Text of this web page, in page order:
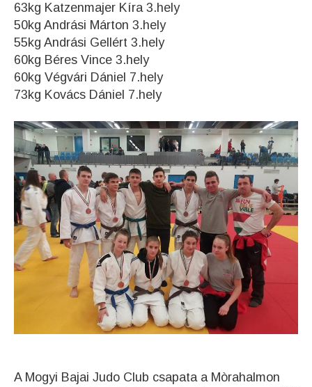
63kg Katzenmajer Kíra 3.hely
50kg Andrási Márton 3.hely
55kg Andrási Gellért 3.hely
60kg Béres Vince 3.hely
60kg Végvári Dániel 7.hely
73kg Kovács Dániel 7.hely
A Mogyi Bajai Judo Club csapata a Mòrahalmon